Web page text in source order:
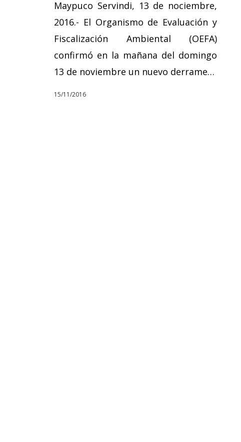
Maypuco Servindi, 13 de nociembre,
2016.- El Organismo de Evaluación y
Fiscalización Ambiental (OEFA)
confirmó en la mañana del domingo
13 de noviembre un nuevo derrame…
15/11/2016